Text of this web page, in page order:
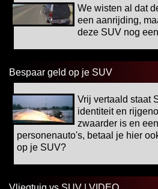
We wisten al dat
een aanrijding,
deze SUV nog
Bespaar geld op je SUV
Vrij vertaald staat
identiteit en
zwaarder is en
personenauto's, betaal je hier
op je SUV?